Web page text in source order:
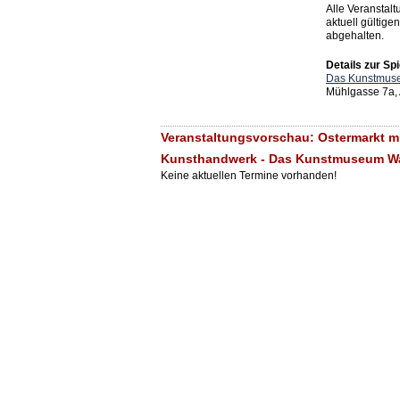
Alle
aktuell
abgehalten.
Details zur
Das
Mühlgasse
Veranstaltungsvorschau: Ostermarkt
Kunsthandwerk - Das Kunstmuseum
Keine aktuellen Termine vorhanden!